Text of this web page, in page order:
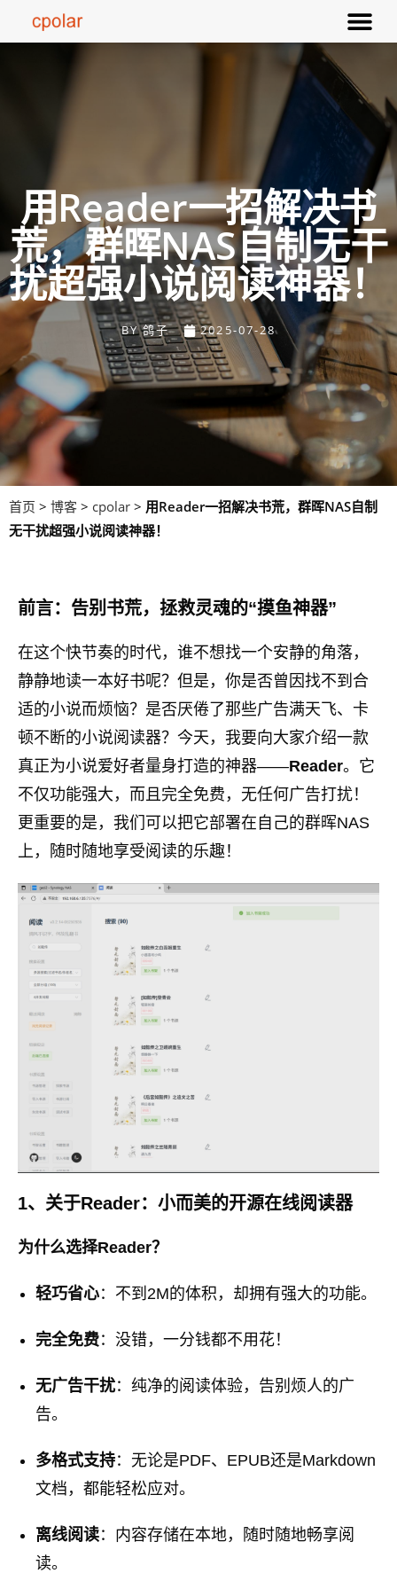
用Reader一招解决书
荒，群晖NAS自制无干
扰超强小说阅读神器！
BY鸽子 2025-07-28
首页 > 博客 > cpolar > 用Reader一招解决书荒，群晖NAS自制
无干扰超强小说阅读神器！
前言：告别书荒，拯救灵魂的“摸鱼神器”
在这个快节奏的时代，谁不想找一个安静的角落，
静静地读一本好书呢？但是，你是否曾因找不到合
适的小说而烦恼？是否厌倦了那些广告满天飞、卡
顿不断的小说阅读器？今天，我要向大家介绍一款
真正为小说爱好者量身打造的神器——Reader。它
不仅功能强大，而且完全免费，无任何广告打扰！
更重要的是，我们可以把它部署在自己的群晖NAS
上，随时随地享受阅读的乐趣！
1、关于Reader：小而美的开源在线阅读器
为什么选择Reader？
轻巧省心：不到2M的体积，却拥有强大的功能。
完全免费：没错，一分钱都不用花！
无广告干扰：纯净的阅读体验，告别烦人的广
告。
多格式支持：无论是PDF、EPUB还是Markdown
文档，都能轻松应对。
离线阅读：内容存储在本地，随时随地畅享阅
读。